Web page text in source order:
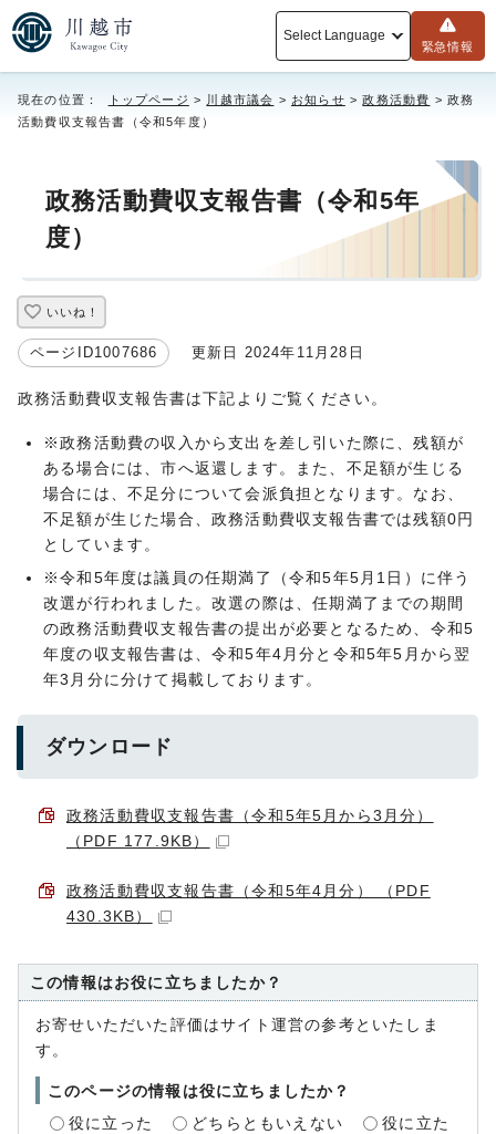
Select Language
緊急情報
現在の位置： トップページ > 川越市議会 > お知らせ >政務活動費 > 政務
活動費収支報告書（令和5年度）
政務活動費収支報告書（令和5年
度）
いいね！
ページID1007686 更新日 2024年11月28日
政務活動費収支報告書は下記よりご覧ください。
※政務活動費の収入から支出を差し引いた際に、残額が
ある場合には、市へ返還します。また、不足額が生じる
場合には、不足分について会派負担となります。なお、
不足額が生じた場合、政務活動費収支報告書では残額0円
としています。
※令和5年度は議員の任期満了（令和5年5月1日）に伴う
改選が行われました。改選の際は、任期満了までの期間
の政務活動費収支報告書の提出が必要となるため、令和5
年度の収支報告書は、令和5年4月分と令和5年5月から翌
年3月分に分けて掲載しております。
ダウンロード
政務活動費収支報告書（令和5年5月から3月分）
（PDF 177.9KB）
政務活動費収支報告書（令和5年4月分） （PDF
430.3KB）
この情報はお役に立ちましたか？
お寄せいただいた評価はサイト運営の参考といたしま
す。
このページの情報は役に立ちましたか？
役に立った
どちらともいえない
役に立た